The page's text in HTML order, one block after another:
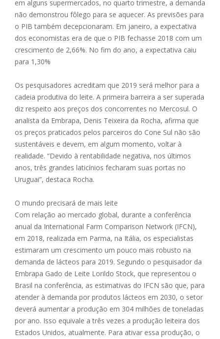
em alguns supermercados, no quarto trimestre, a demanda
não demonstrou fôlego para se aquecer. As previsões para
o PIB também decepcionaram. Em janeiro, a expectativa
dos economistas era de que o PIB fechasse 2018 com um
crescimento de 2,66%. No fim do ano, a expectativa caiu
para 1,30%
Os pesquisadores acreditam que 2019 será melhor para a
cadeia produtiva do leite. A primeira barreira a ser superada
diz respeito aos preços dos concorrentes no Mercosul. O
analista da Embrapa, Denis Teixeira da Rocha, afirma que
os preços praticados pelos parceiros do Cone Sul não são
sustentáveis e devem, em algum momento, voltar à
realidade. “Devido à rentabilidade negativa, nos últimos
anos, três grandes laticínios fecharam suas portas no
Uruguai”, destaca Rocha.
O mundo precisará de mais leite
Com relação ao mercado global, durante a conferência
anual da International Farm Comparison Network (IFCN),
em 2018, realizada em Parma, na Itália, os especialistas
estimaram um crescimento um pouco mais robusto na
demanda de lácteos para 2019. Segundo o pesquisador da
Embrapa Gado de Leite Lorildo Stock, que representou o
Brasil na conferência, as estimativas do IFCN são que, para
atender à demanda por produtos lácteos em 2030, o setor
deverá aumentar a produção em 304 milhões de toneladas
por ano. Isso equivale a três vezes a produção leiteira dos
Estados Unidos, atualmente. Para ativar essa produção, o